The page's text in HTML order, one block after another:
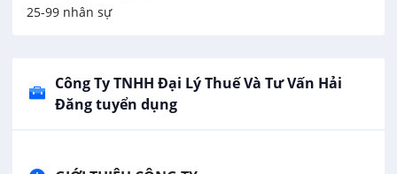
25-99 nhân sự
Công Ty TNHH Đại Lý Thuế Và Tư Vấn Hải
Đăng tuyển dụng